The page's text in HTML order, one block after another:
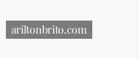
ariltonbrito.com